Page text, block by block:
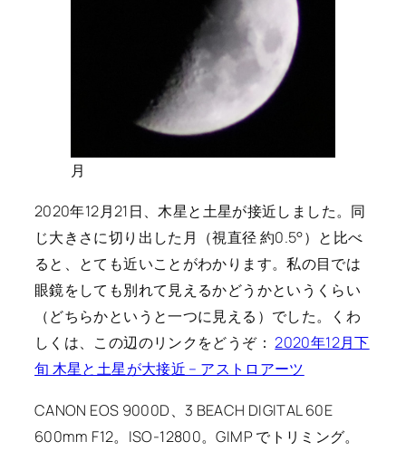
月
2020年12月21日、木星と土星が接近しました。同
じ大きさに切り出した月（視直径 約0.5°）と比べ
ると、とても近いことがわかります。私の目では
眼鏡をしても別れて見えるかどうかというくらい
（どちらかというと一つに見える）でした。くわ
しくは、この辺のリンクをどうぞ：2020年12月下
旬 木星と土星が大接近 – アストロアーツ
CANON EOS 9000D、3 BEACH DIGITAL 60E
600mm F12。ISO-12800。GIMP でトリミング。